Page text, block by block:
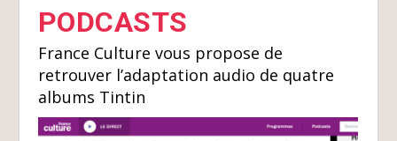
PODCASTS
France Culture vous propose de
retrouver l’adaptation audio de quatre
albums Tintin